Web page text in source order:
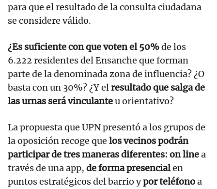
para que el resultado de la consulta ciudadana
se considere válido.
¿Es suficiente con que voten el 50%de los
6.222 residentes del Ensanche que forman
parte de la denominada zona de influencia? ¿O
basta con un 30%? ¿Y elresultado que salga de
las urnas será vinculanteu orientativo?
La propuesta que UPN presentó a los grupos de
la oposición recoge que los vecinos podrán
participar de tres maneras diferentes: on linea
través de una app, de forma presencialen
puntos estratégicos del barrio ypor teléfonoa